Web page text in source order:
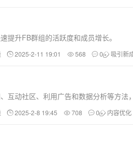
提升FB群组的活跃度和成员增长。
2025-2-11 19:01 568 0 吸引新
动社区、利用广告和数据分析等方法
2025-2-8 19:45 708 0 内容优化